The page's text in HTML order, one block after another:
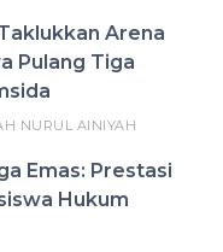
Arena
Pulang Tiga
NURUL AINIYAH
Emas: Prestasi
Hukum